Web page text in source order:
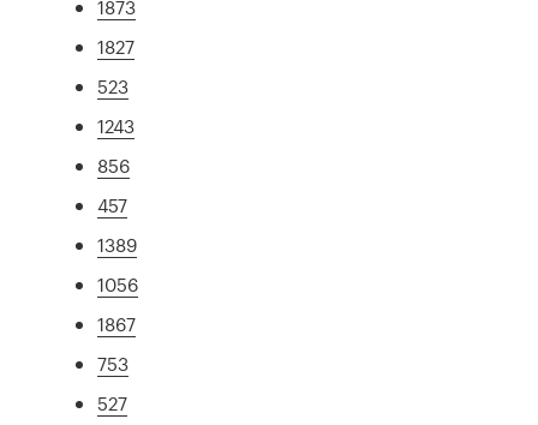
1873
1827
523
1243
856
457
1389
1056
1867
753
527